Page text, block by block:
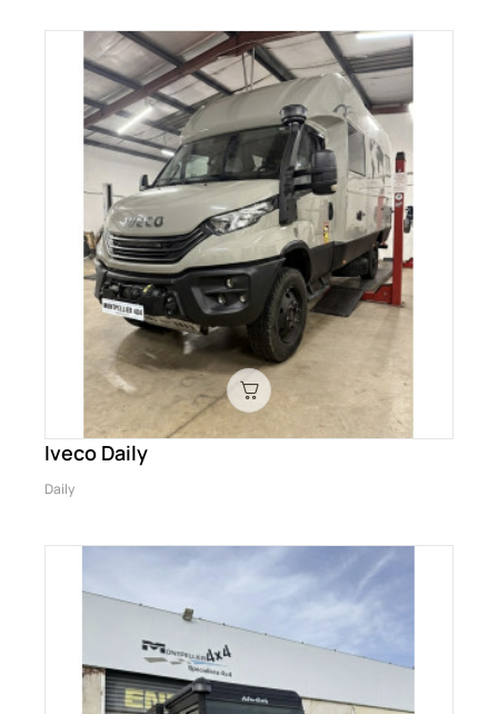
Iveco Daily
Daily